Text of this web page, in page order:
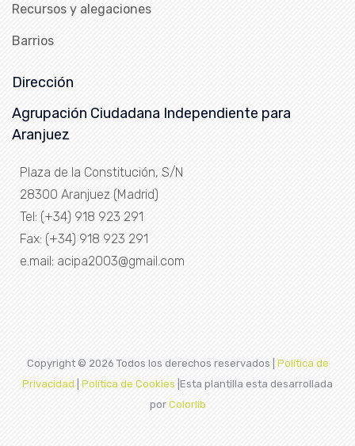
Recursos y alegaciones
Barrios
Dirección
Agrupación Ciudadana Independiente para
Aranjuez
Plaza de la Constitución, S/N
28300 Aranjuez (Madrid)
Tel: (+34) 918 923 291
Fax: (+34) 918 923 291
e.mail: acipa2003@gmail.com
Copyright © 2026 Todos los derechos reservados | Política de
Privacidad
Política de Cookies |Esta plantilla esta desarrollada
por Colorlib